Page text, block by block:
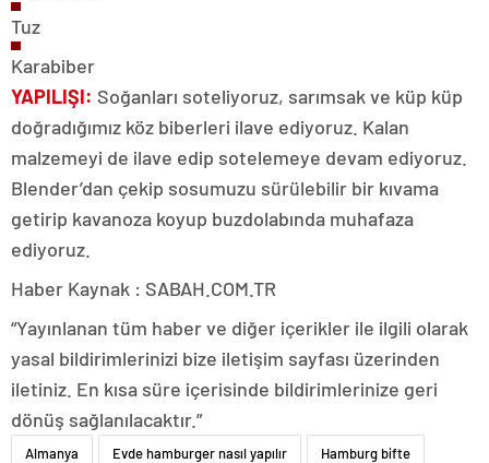
Tuz
Karabiber
YAPILIŞI: Soğanları soteliyoruz, sarımsak ve küp küp
doğradığımız köz biberleri ilave ediyoruz. Kalan
malzemeyi de ilave edip sotelemeye devam ediyoruz.
Blender’dan çekip sosumuzu sürülebilir bir kıvama
getirip kavanoza koyup buzdolabında muhafaza
ediyoruz.
Haber Kaynak : SABAH.COM.TR
“Yayınlanan tüm haber ve diğer içerikler ile ilgili olarak
yasal bildirimlerinizi bize iletişim sayfası üzerinden
iletiniz. En kısa süre içerisinde bildirimlerinize geri
dönüş sağlanılacaktır.”
Almanya Evde hamburger nasıl yapılır Hamburg bifte